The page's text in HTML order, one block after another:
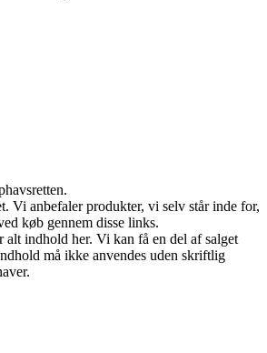
Vi anbefaler produkter, vi selv står inde for,
køb gennem disse links.
indhold her. Vi kan få en del af salget
må ikke anvendes uden skriftlig